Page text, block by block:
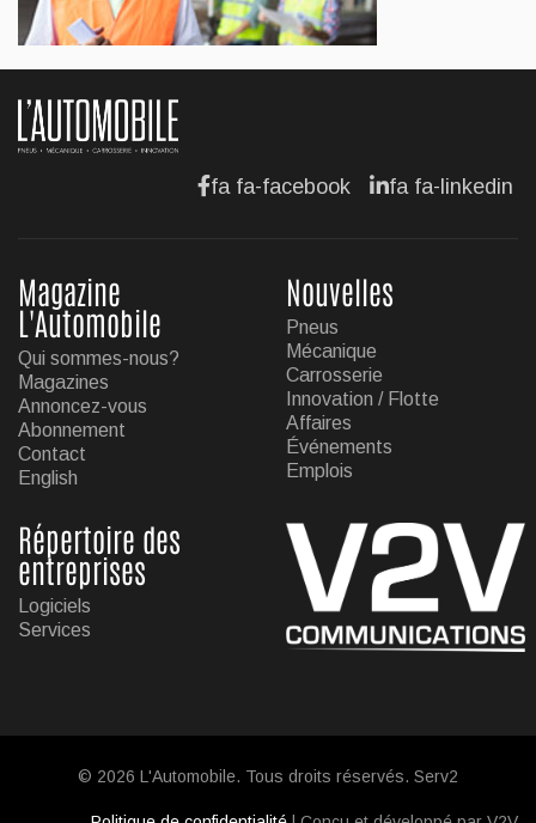
Jul 12, 2026
AFFAIRES
Hyundai dévoile sa nouvelle Elantra
Jul 11, 2026
fa fa-facebook fa fa-linkedin
Magazine
L'Automobile
Qui sommes-nous?
Magazines
Annoncez-vous
Abonnement
Contact
English
Nouvelles
Pneus
Mécanique
Carrosserie
Innovation / Flotte
Affaires
Événements
Emplois
Répertoire des
entreprises
Logiciels
Services
© 2026 L'Automobile. Tous droits réservés. Serv2